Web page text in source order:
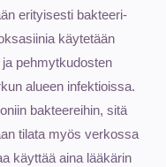
erityisesti bakteeri-
käytetään
pehmytkudosten
alueen infektioissa.
bakteereihin, sitä
tilata myös verkossa
käyttää aina lääkärin